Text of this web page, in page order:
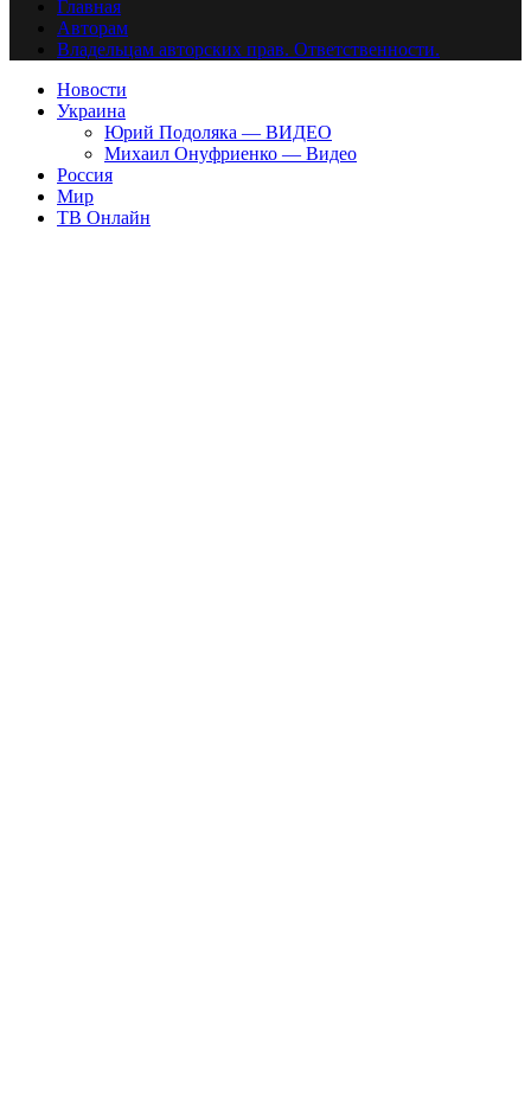
Главная
Авторам
Владельцам авторских прав. Ответственности.
Новости
Украина
Юрий Подоляка — ВИДЕО
Михаил Онуфриенко — Видео
Россия
Мир
ТВ Онлайн